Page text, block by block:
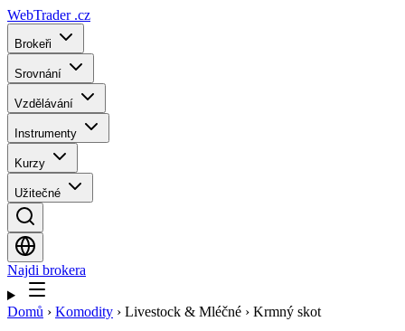
WebTrader .cz
Brokeři
Srovnání
Vzdělávání
Instrumenty
Kurzy
Užitečné
Najdi brokera
Domů › Komodity › Livestock & Mléčné › Krmný skot